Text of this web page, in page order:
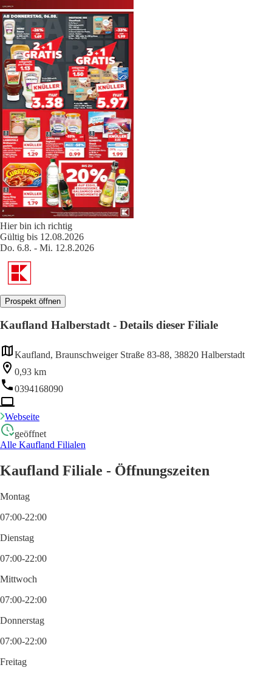
Hier bin ich richtig
Gültig bis 12.08.2026
Do. 6.8. - Mi. 12.8.2026
Prospekt öffnen
Kaufland Halberstadt - Details dieser Filiale
Kaufland, Braunschweiger Straße 83-88, 38820 Halberstadt
0,93 km
0394168090
Webseite
geöffnet
Alle Kaufland Filialen
Kaufland Filiale - Öffnungszeiten
Montag
07:00-22:00
Dienstag
07:00-22:00
Mittwoch
07:00-22:00
Donnerstag
07:00-22:00
Freitag